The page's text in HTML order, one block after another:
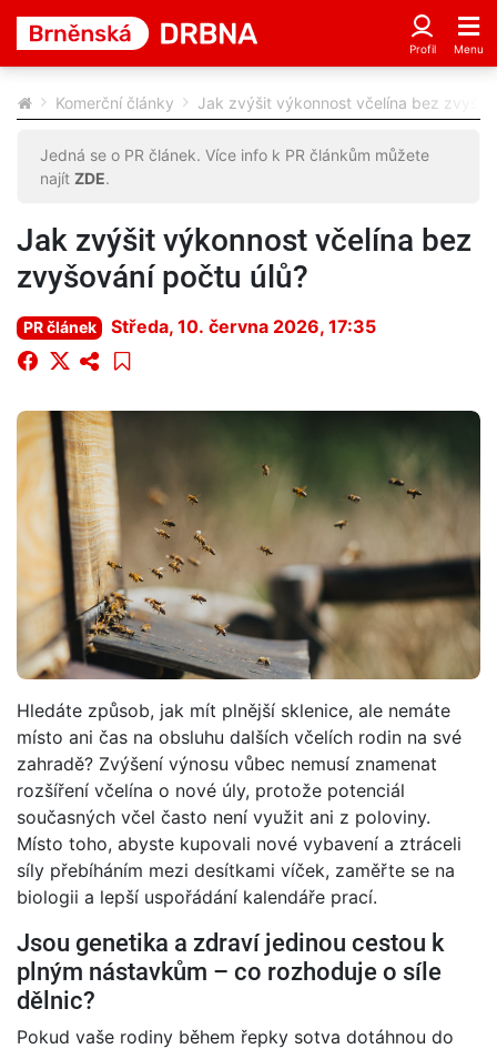
Komerční články Jak zvýšit výkonnost včelína bez
Jedná se o PR článek. Více info k PR článkům můžete
najít ZDE.
Jak zvýšit výkonnost včelína bez
zvyšování počtu úlů?
PR článek Středa, 10. června 2026, 17:35
Hledáte způsob, jak mít plnější sklenice, ale nemáte
místo ani čas na obsluhu dalších včelích rodin na své
zahradě? Zvýšení výnosu vůbec nemusí znamenat
rozšíření včelína o nové úly, protože potenciál
současných včel často není využit ani z poloviny.
Místo toho, abyste kupovali nové vybavení a ztráceli
síly přebíháním mezi desítkami víček, zaměřte se na
biologii a lepší uspořádání kalendáře prací.
Jsou genetika a zdraví jedinou cestou k
plným nástavkům – co rozhoduje o síle
dělnic?
Pokud vaše rodiny během řepky sotva dotáhnou do